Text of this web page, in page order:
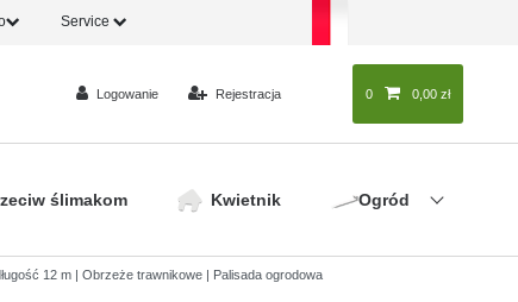
Service
Logowanie Rejestracja 0 0,00 zł
ślimakom Kwietnik Ogród
12 m | Obrzeże trawnikowe | Palisada ogrodowa